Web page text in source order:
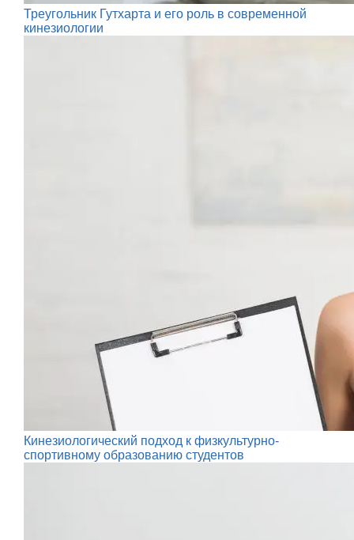
Треугольник Гутхарта и его роль в современной
кинезиологии
Кинезиологический подход к физкультурно-
спортивному образованию студентов